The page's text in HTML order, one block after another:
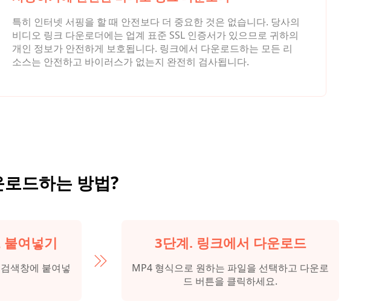
특히 인터넷 서핑을 할 때 안전보다 더 중요한 것은 없습니다. 당사의
비디오 링크 다운로더에는 업계 표준 SSL 인증서가 있으므로 귀하의
개인 정보가 안전하게 보호됩니다. 링크에서 다운로드하는 모든 리
소스는 안전하고 바이러스가 없는지 완전히 검사됩니다.
드하는 방법?
여넣기
색창에 붙여넣
3단계. 링크에서 다운로드
MP4 형식으로 원하는 파일을 선택하고 다운로
드 버튼을 클릭하세요.